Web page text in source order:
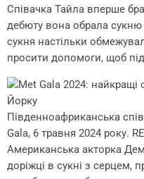
Співачка Тайла вперше
дебюту вона обрала
сукня настільки
просити допомоги, щоб
Південноафриканська
Gala, 6 травня 2024 року.
Американська акторка
доріжці в сукні з серцем,